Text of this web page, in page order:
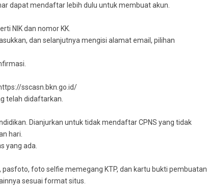
dapat mendaftar lebih dulu untuk membuat akun.
NIK dan nomor KK.
dan selanjutnya mengisi alamat email, pilihan
sscasn.bkn.go.id/
telah didaftarkan.
Dianjurkan untuk tidak mendaftar CPNS yang tidak
hari.
yang ada.
foto selfie memegang KTP, dan kartu bukti pembuatan
sesuai format situs.